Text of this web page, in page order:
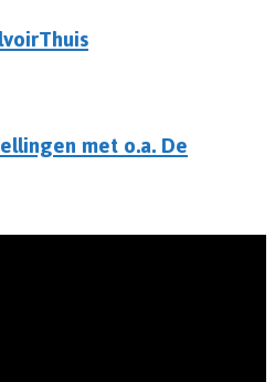
met o.a. De